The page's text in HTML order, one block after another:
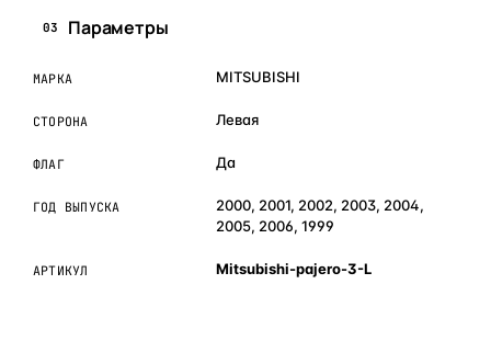
03 Параметры
МАРКА MITSUBISHI
СТОРОНА Левая
ФЛАГ Да
ГОД ВЫПУСКА
2000, 2001, 2002, 2003, 2004,
2005, 2006, 1999
АРТИКУЛ Mitsubishi-pajero-3-L